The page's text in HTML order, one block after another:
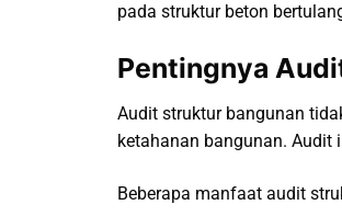
pada struktur beton
Pentingnya
Audit struktur bangunan
ketahanan bangunan. Audit
Beberapa manfaat audit